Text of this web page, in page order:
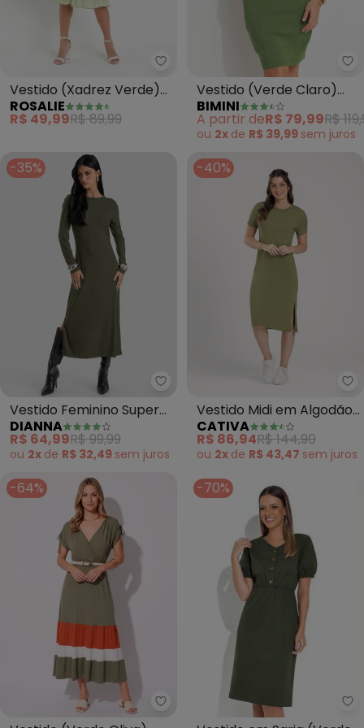
Rosalie - Vestido (Xadrez
Vestido (Xadrez Verde)
com Babado
ROSALIE
R$ 49,99R$ 89,99
Vestido (Verde Claro)
em Bengaline
BIMINI
A partir deR$ 79,99R$
ou 2x de R$ 39,99 sem juros
-35%
Dianna - Vestido Feminino
Vestido Feminino Super
Midi Canelado (Verde)
DIANNA
R$ 64,99R$ 99,99
ou 2x de R$ 32,49 sem juros
-40%
Vestido Midi em Algodão
(Verde)
CATIVA
R$ 86,94R$ 144,90
ou 2x de R$ 43,47 sem juros
-64%
Quintess - Vestido (Verde
-70%